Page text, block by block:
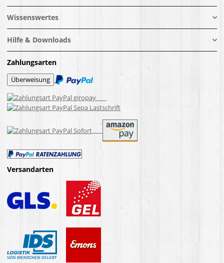
Wissenswertes
Hilfe & Downloads
Zahlungsarten
Versandarten